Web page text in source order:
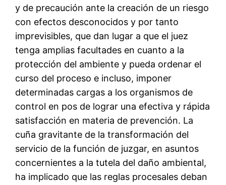
y de precaución ante la creación de un riesgo
con efectos desconocidos y por tanto
imprevisibles, que dan lugar a que el juez
tenga amplias facultades en cuanto a la
protección del ambiente y pueda ordenar el
curso del proceso e incluso, imponer
determinadas cargas a los organismos de
control en pos de lograr una efectiva y rápida
satisfacción en materia de prevención. La
cuña gravitante de la transformación del
servicio de la función de juzgar, en asuntos
concernientes a la tutela del daño ambiental,
ha implicado que las reglas procesales deban